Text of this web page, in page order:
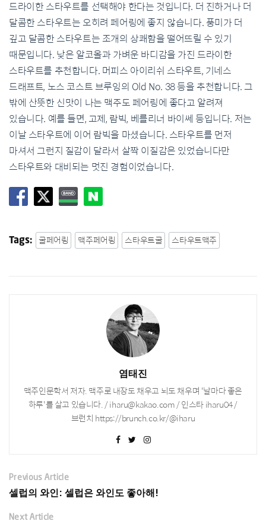
드라이한 스타우트를 선택해야 한다는 것입니다. 더 진하거나 더
달콤한 스타우트는 오히려 페어링에 좋지 않습니다. 풍미가 더
깊고 달콤한 스타우트는 조개의 상쾌함을 떨어뜨릴 수 있기
때문입니다. 낮은 알코올과 가벼운 바디감을 가진 드라이한
스타우트를 추천합니다. 머피스 아이리쉬 스타우트, 기네스
드래프트, 노스 코스트 브루잉의 Old No. 38 등을 추천합니다. 그
밖에 산뜻한 신맛이 나는 맥주도 페어링에 좋다고 알려져
있습니다. 예를 들면, 고제, 람빅, 베를리너 바이쎄 등입니다. 저는
이날 스타우트에 이어 람빅을 마셨습니다. 스타우트를 먼저
마셔서 그런지 질감이 달라서 살짝 이질감은 있었습니다만
스타우트와 대비되는 멋진 경험이었습니다.
Tags: 굴페어링 맥주페어링 스타우트굴 스타우트맥주
염태진
맥주인문학서 저자. 맥주로 내장도 채우고 뇌도 채우며 '날마다 좋은
하루'를 살고 있습니다. / iharu@kakao.com / 인스타 iharu04 /
브런치 https://brunch.co.kr/@iharu
Previous Article
셀럽의 와인: 셀럽은 와인도 좋아해!
Next Article